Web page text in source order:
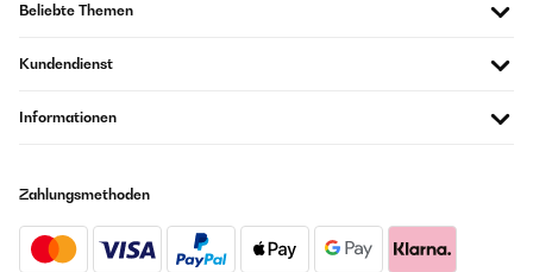
Beliebte Themen
Kundendienst
Informationen
Zahlungsmethoden